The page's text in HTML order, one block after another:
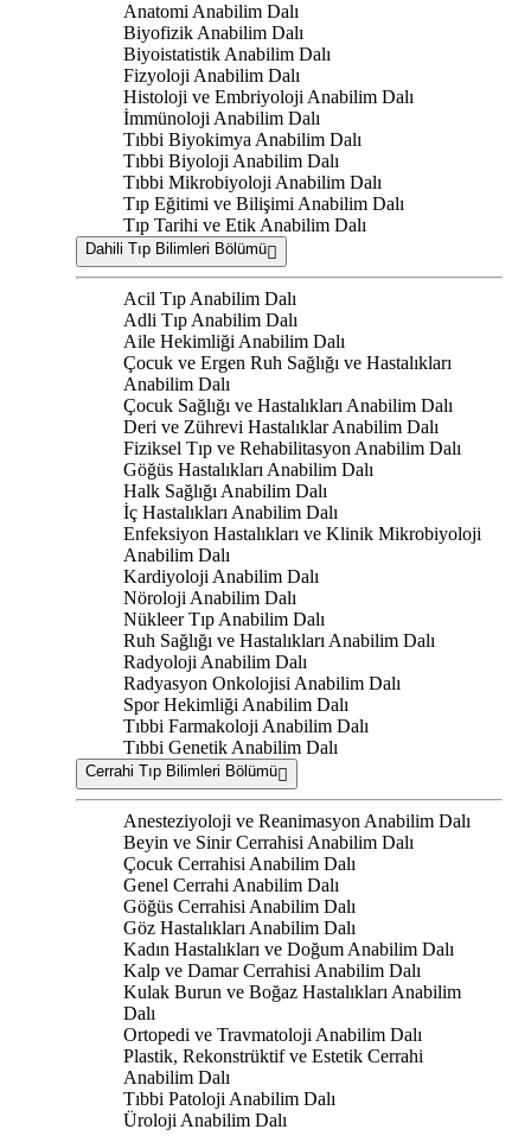
Anatomi Anabilim Dalı
Biyofizik Anabilim Dalı
Biyoistatistik Anabilim Dalı
Fizyoloji Anabilim Dalı
Histoloji ve Embriyoloji Anabilim Dalı
İmmünoloji Anabilim Dalı
Tıbbi Biyokimya Anabilim Dalı
Tıbbi Biyoloji Anabilim Dalı
Tıbbi Mikrobiyoloji Anabilim Dalı
Tıp Eğitimi ve Bilişimi Anabilim Dalı
Tıp Tarihi ve Etik Anabilim Dalı
Dahili Tıp Bilimleri Bölümü
Acil Tıp Anabilim Dalı
Adli Tıp Anabilim Dalı
Aile Hekimliği Anabilim Dalı
Çocuk ve Ergen Ruh Sağlığı ve Hastalıkları
Anabilim Dalı
Çocuk Sağlığı ve Hastalıkları Anabilim Dalı
Deri ve Zührevi Hastalıklar Anabilim Dalı
Fiziksel Tıp ve Rehabilitasyon Anabilim Dalı
Göğüs Hastalıkları Anabilim Dalı
Halk Sağlığı Anabilim Dalı
İç Hastalıkları Anabilim Dalı
Enfeksiyon Hastalıkları ve Klinik Mikrobiyoloji
Anabilim Dalı
Kardiyoloji Anabilim Dalı
Nöroloji Anabilim Dalı
Nükleer Tıp Anabilim Dalı
Ruh Sağlığı ve Hastalıkları Anabilim Dalı
Radyoloji Anabilim Dalı
Radyasyon Onkolojisi Anabilim Dalı
Spor Hekimliği Anabilim Dalı
Tıbbi Farmakoloji Anabilim Dalı
Tıbbi Genetik Anabilim Dalı
Cerrahi Tıp Bilimleri Bölümü
Anesteziyoloji ve Reanimasyon Anabilim Dalı
Beyin ve Sinir Cerrahisi Anabilim Dalı
Çocuk Cerrahisi Anabilim Dalı
Genel Cerrahi Anabilim Dalı
Göğüs Cerrahisi Anabilim Dalı
Göz Hastalıkları Anabilim Dalı
Kadın Hastalıkları ve Doğum Anabilim Dalı
Kalp ve Damar Cerrahisi Anabilim Dalı
Kulak Burun ve Boğaz Hastalıkları Anabilim
Dalı
Ortopedi ve Travmatoloji Anabilim Dalı
Plastik, Rekonstrüktif ve Estetik Cerrahi
Anabilim Dalı
Tıbbi Patoloji Anabilim Dalı
Üroloji Anabilim Dalı